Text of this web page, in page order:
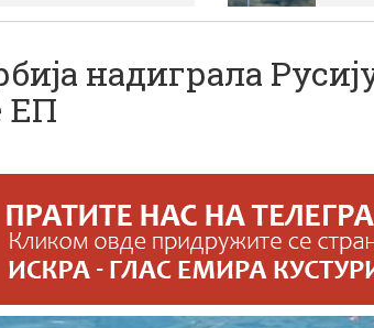
надиграла
EП